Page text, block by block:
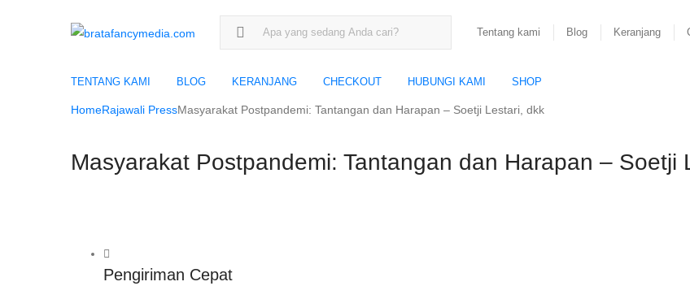
Search for:
Tentang kami Blog Keranjang
TENTANG KAMI BLOG KERANJANG CHECKOUT HUBUNGI KAMI SHOP
HomeRajawali PressMasyarakat Postpandemi: Tantangan dan Harapan – Soetji Lestari, dkk
Masyarakat Postpandemi: Tantangan dan Harapan – Soetji
Pengiriman Cepat